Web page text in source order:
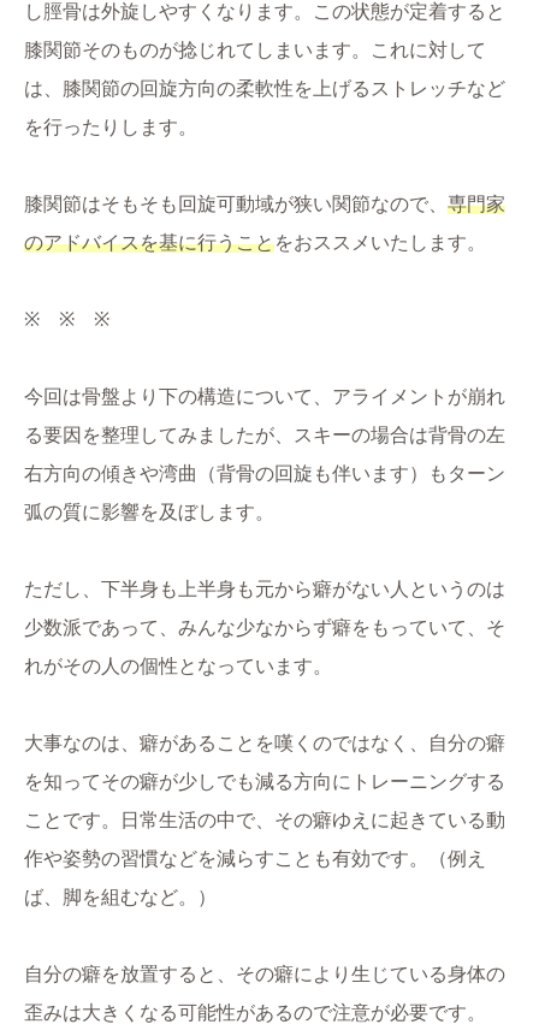
し脛骨は外旋しやすくなります。この状態が定着すると
膝関節そのものが捻じれてしまいます。これに対して
は、膝関節の回旋方向の柔軟性を上げるストレッチなど
を行ったりします。
膝関節はそもそも回旋可動域が狭い関節なので、 専門家
のアドバイスを基に行うことをおススメいたします。
※ ※ ※
今回は骨盤より下の構造について、アライメントが崩れ
る要因を整理してみましたが、スキーの場合は背骨の左
右方向の傾きや湾曲（背骨の回旋も伴います）もターン
弧の質に影響を及ぼします。
ただし、下半身も上半身も元から癖がない人というのは
少数派であって、みんな少なからず癖をもっていて、そ
れがその人の個性となっています。
大事なのは、癖があることを嘆くのではなく、自分の癖
を知ってその癖が少しでも減る方向にトレーニングする
ことです。日常生活の中で、その癖ゆえに起きている動
作や姿勢の習慣などを減らすことも有効です。（例え
ば、脚を組むなど。）
自分の癖を放置すると、その癖により生じている身体の
歪みは大きくなる可能性があるので注意が必要です。